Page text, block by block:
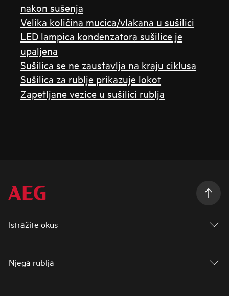
nakon sušenja
Velika količina mucica/vlakana u sušilici
LED lampica kondenzatora sušilice je
upaljena
Sušilica se ne zaustavlja na kraju ciklusa
Sušilica za rublje prikazuje lokot
Zapetljane vezice u sušilici rublja
Istražite okus
Njega rublja